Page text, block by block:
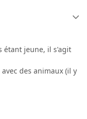
étant jeune, il s'agit
des animaux (il y